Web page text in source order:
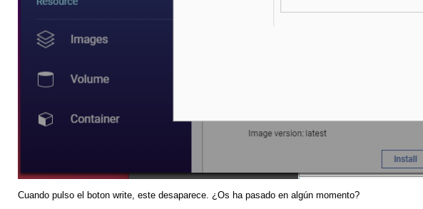
Cuando pulso el boton write, este desaparece. ¿Os ha pasado en algún momento?